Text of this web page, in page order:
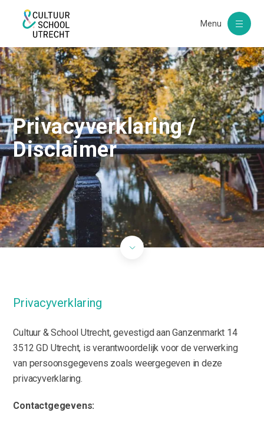
Menu
Privacyverklaring /
Disclaimer
Privacyverklaring
Cultuur & School Utrecht, gevestigd aan Ganzenmarkt 14
3512 GD Utrecht, is verantwoordelijk voor de verwerking
van persoonsgegevens zoals weergegeven in deze
privacyverklaring.
Contactgegevens: